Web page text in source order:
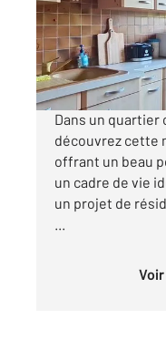
Maison à
170
Visiter le site dédié
Dans un quartier
découvrez cette
offrant un beau
un cadre de vie
un projet de
...